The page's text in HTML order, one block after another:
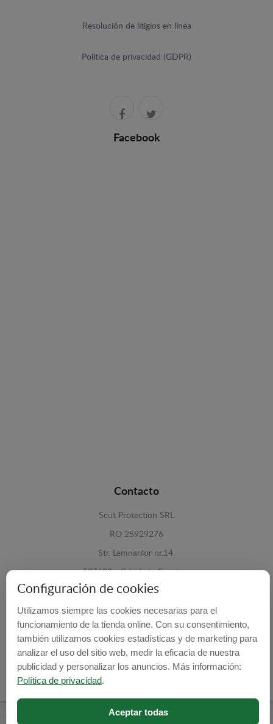
Resolución de litigios en línea
Política de privacidad (GDPR)
Facebook
Contacto
Scut Protection SRL
RO 25929276
Str. Lemnarilor nr.14.
535600 - Odorheiu Secuiesc
Harghita, Romania
E-mail: info@cubrecarter.com
Configuración de cookies
Utilizamos siempre las cookies necesarias para el
funcionamiento de la tienda online. Con su consentimiento,
también utilizamos cookies estadísticas y de marketing para
analizar el uso del sitio web, medir la eficacia de nuestra
publicidad y personalizar los anuncios. Más información:
Política de privacidad.
Aceptar todas